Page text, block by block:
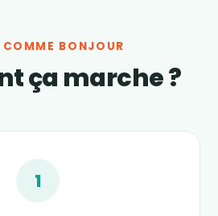
COMME BONJOUR
ça marche ?
1